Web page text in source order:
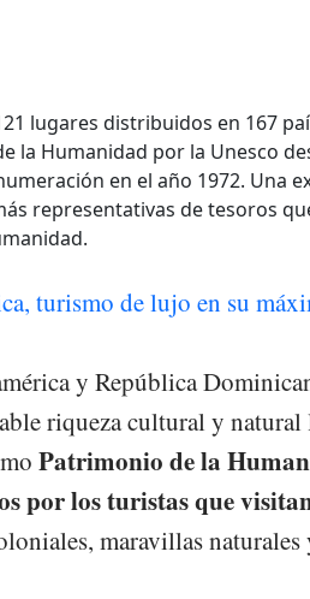
lugares distribuidos en 167
la Humanidad por la Unesco
en el año 1972. Una
representativas de tesoros
turismo de lujo en su
y República
riqueza cultural y natural
Patrimonio de la
por los turistas que
maravillas